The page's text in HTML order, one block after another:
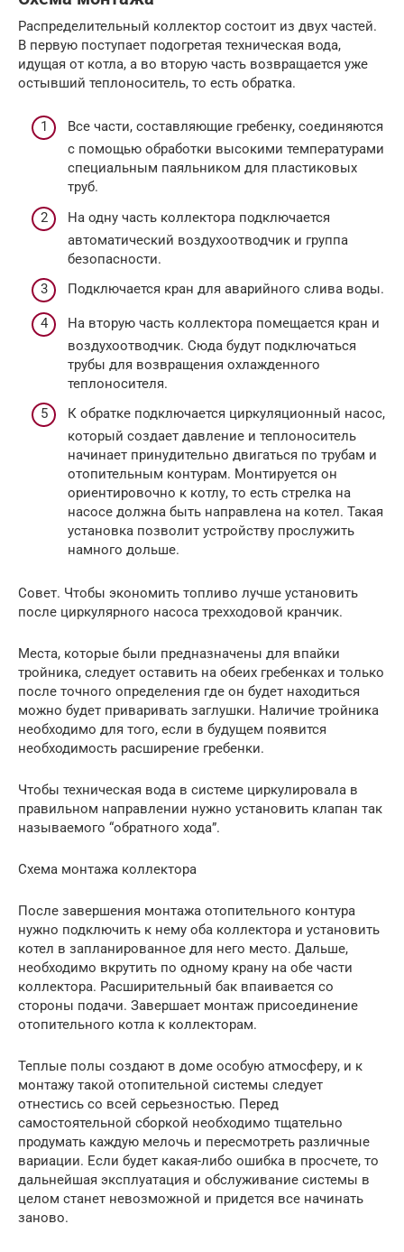
Распределительный коллектор состоит из двух частей.
В первую поступает подогретая техническая вода,
идущая от котла, а во вторую часть возвращается уже
остывший теплоноситель, то есть обратка.
Все части, составляющие гребенку, соединяются
с помощью обработки высокими температурами
специальным паяльником для пластиковых
труб.
На одну часть коллектора подключается
автоматический воздухоотводчик и группа
безопасности.
Подключается кран для аварийного слива воды.
На вторую часть коллектора помещается кран и
воздухоотводчик. Сюда будут подключаться
трубы для возвращения охлажденного
теплоносителя.
К обратке подключается циркуляционный насос,
который создает давление и теплоноситель
начинает принудительно двигаться по трубам и
отопительным контурам. Монтируется он
ориентировочно к котлу, то есть стрелка на
насосе должна быть направлена на котел. Такая
установка позволит устройству прослужить
намного дольше.
Совет. Чтобы экономить топливо лучше установить
после циркулярного насоса трехходовой кранчик.
Места, которые были предназначены для впайки
тройника, следует оставить на обеих гребенках и только
после точного определения где он будет находиться
можно будет приваривать заглушки. Наличие тройника
необходимо для того, если в будущем появится
необходимость расширение гребенки.
Чтобы техническая вода в системе циркулировала в
правильном направлении нужно установить клапан так
называемого “обратного хода”.
Схема монтажа коллектора
После завершения монтажа отопительного контура
нужно подключить к нему оба коллектора и установить
котел в запланированное для него место. Дальше,
необходимо вкрутить по одному крану на обе части
коллектора. Расширительный бак впаивается со
стороны подачи. Завершает монтаж присоединение
отопительного котла к коллекторам.
Теплые полы создают в доме особую атмосферу, и к
монтажу такой отопительной системы следует
отнестись со всей серьезностью. Перед
самостоятельной сборкой необходимо тщательно
продумать каждую мелочь и пересмотреть различные
вариации. Если будет какая-либо ошибка в просчете, то
дальнейшая эксплуатация и обслуживание системы в
целом станет невозможной и придется все начинать
заново.